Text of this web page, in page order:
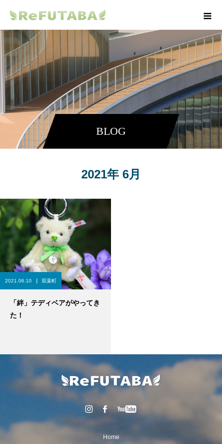
BLOG
2021年 6月
2021.06.10 双葉町
「絆」テディベアがやってき
た！
Home